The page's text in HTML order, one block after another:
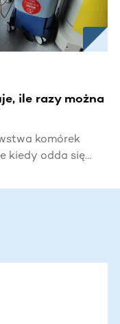
ile razy można
komórek
kiedy odda się
rodziny. A to
być